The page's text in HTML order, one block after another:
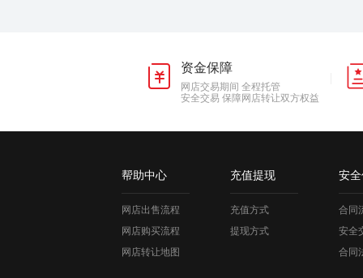
资金保障
网店交易期间 全程托管
安全交易 保障网店转让双方权益
帮助中心
网店出售流程
网店购买流程
网店转让地图
充值提现
充值方式
提现方式
安
合同
安全
合同